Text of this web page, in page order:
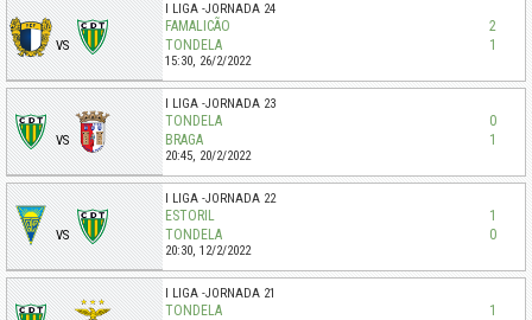
VS
I LIGA JORNADA 24
FAMALICÃO
2
TONDELA
1
15:30, 26/2/2022
VS
I LIGA JORNADA 23
TONDELA
0
BRAGA
1
20:45, 20/2/2022
VS
I LIGA JORNADA 22
ESTORIL
1
TONDELA
0
20:30, 12/2/2022
I LIGA JORNADA 21
TONDELA
1